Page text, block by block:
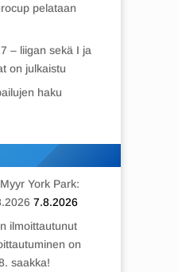
pelataan
– liigan sekä I ja
on julkaistu
haku
York Park:
7.8.2026
ilmoittautunut
on
saakka!